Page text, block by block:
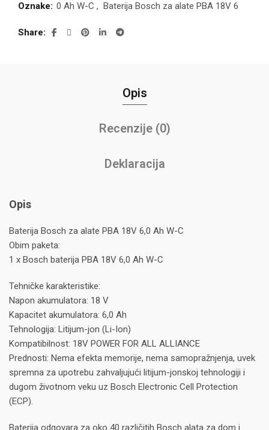
Oznake: 0 Ah W-C , Baterija Bosch za alate PBA 18V 6
Share
Opis
Recenzije (0)
Deklaracija
Opis
Baterija Bosch za alate PBA 18V 6,0 Ah W-C
Obim paketa:
1 x Bosch baterija PBA 18V 6,0 Ah W-C
Tehničke karakteristike:
Napon akumulatora: 18 V
Kapacitet akumulatora: 6,0 Ah
Tehnologija: Litijum-jon (Li-Ion)
Kompatibilnost: 18V POWER FOR ALL ALLIANCE
Prednosti: Nema efekta memorije, nema samopražnjenja, uvek
spremna za upotrebu zahvaljujući litijum-jonskoj tehnologiji i
dugom životnom veku uz Bosch Electronic Cell Protection
(ECP).
Baterija odgovara za oko 40 različitih Bosch alata za dom i